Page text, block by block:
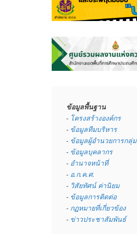
ข้อมูลพื้นฐาน
- โครงสร้างองค์กร
- ข้อมูลทีมบริหาร
- ข้อมูลผู้อำนวยการกลุ่ม
- ข้อมูลบุคลากร
- อำนาจหน้าที่
- อ.ก.ค.ศ.
- วิสัยทัศน์ ค่านิยม
- ข้อมูลการติดต่อ
- กฏหมายที่เกี่ยวข้อง
- ข่าวประชาสัมพันธ์